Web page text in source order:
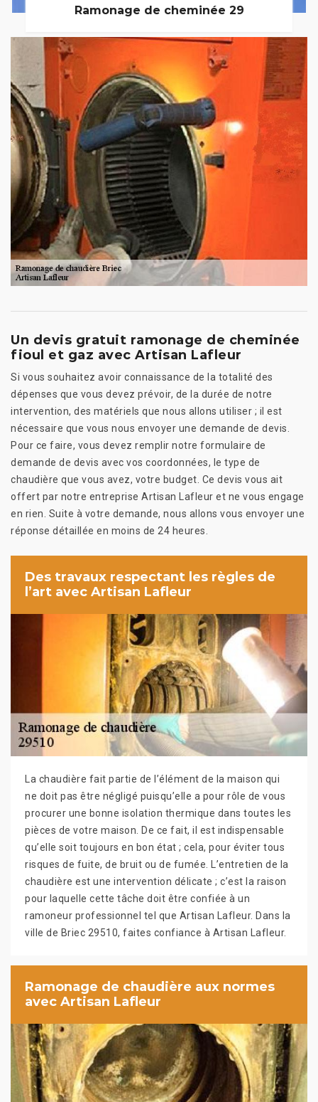
Ramonage de cheminée 29
Un devis gratuit ramonage de cheminée
fioul et gaz avec Artisan Lafleur
Si vous souhaitez avoir connaissance de la totalité des
dépenses que vous devez prévoir, de la durée de notre
intervention, des matériels que nous allons utiliser ; il est
nécessaire que vous nous envoyer une demande de devis.
Pour ce faire, vous devez remplir notre formulaire de
demande de devis avec vos coordonnées, le type de
chaudière que vous avez, votre budget. Ce devis vous ait
offert par notre entreprise Artisan Lafleur et ne vous engage
en rien. Suite à votre demande, nous allons vous envoyer une
réponse détaillée en moins de 24 heures.
Des travaux respectant les règles de
l’art avec Artisan Lafleur
La chaudière fait partie de l’élément de la maison qui
ne doit pas être négligé puisqu’elle a pour rôle de vous
procurer une bonne isolation thermique dans toutes les
pièces de votre maison. De ce fait, il est indispensable
qu’elle soit toujours en bon état ; cela, pour éviter tous
risques de fuite, de bruit ou de fumée. L’entretien de la
chaudière est une intervention délicate ; c’est la raison
pour laquelle cette tâche doit être confiée à un
ramoneur professionnel tel que Artisan Lafleur. Dans la
ville de Briec 29510, faites confiance à Artisan Lafleur.
Ramonage de chaudière aux normes
avec Artisan Lafleur